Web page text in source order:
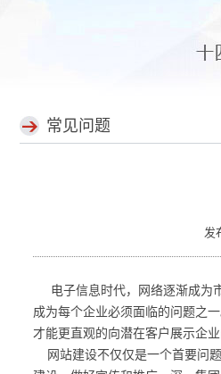
常见问题
发
电子信息时代，网络逐渐成为
成为每个企业必须面临的问题之
才能更直观的向潜在客户展示企
网站建设不仅仅是一个首要问